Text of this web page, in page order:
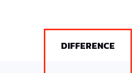
DIFFERENCE